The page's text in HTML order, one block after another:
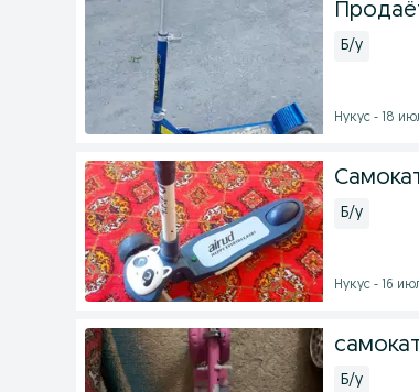
Б/у
Нукус - 18
Б/у
Нукус - 16
Б/у